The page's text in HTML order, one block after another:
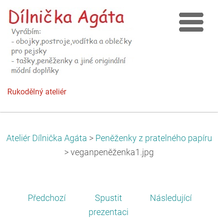
Rukodělný ateliér
Ateliér Dílnička Agáta > Peněženky z pratelného papíru
> veganpeněženka1.jpg
Předchozí
Spustit
prezentaci
Následující